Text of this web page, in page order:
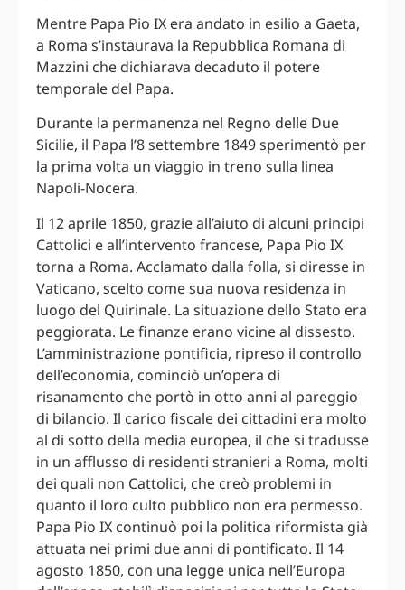
Mentre Papa Pio IX era andato in esilio a Gaeta,
a Roma s’instaurava la Repubblica Romana di
Mazzini che dichiarava decaduto il potere
temporale del Papa.
Durante la permanenza nel Regno delle Due
Sicilie, il Papa l’8 settembre 1849 sperimentò per
la prima volta un viaggio in treno sulla linea
Napoli-Nocera.
Il 12 aprile 1850, grazie all’aiuto di alcuni principi
Cattolici e all’intervento francese, Papa Pio IX
torna a Roma. Acclamato dalla folla, si diresse in
Vaticano, scelto come sua nuova residenza in
luogo del Quirinale. La situazione dello Stato era
peggiorata. Le finanze erano vicine al dissesto.
L’amministrazione pontificia, ripreso il controllo
dell’economia, cominciò un’opera di
risanamento che portò in otto anni al pareggio
di bilancio. Il carico fiscale dei cittadini era molto
al di sotto della media europea, il che si tradusse
in un afflusso di residenti stranieri a Roma, molti
dei quali non Cattolici, che creò problemi in
quanto il loro culto pubblico non era permesso.
Papa Pio IX continuò poi la politica riformista già
attuata nei primi due anni di pontificato. Il 14
agosto 1850, con una legge unica nell’Europa